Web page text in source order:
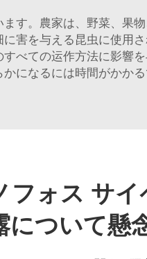
す。農家は、野菜、果
害を与える昆虫に使用
べての运作方法に影響
になるには時間がかかる
フォス サイ
について懸